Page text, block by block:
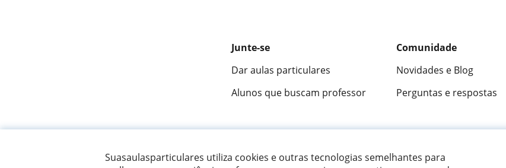
Suasaulasparticulares utiliza cookies e outras tecnologias semelhantes para
Junte-se
Dar aulas particulares
Alunos que buscam professor
Comunidade
Novidades e Blog
Perguntas e respostas